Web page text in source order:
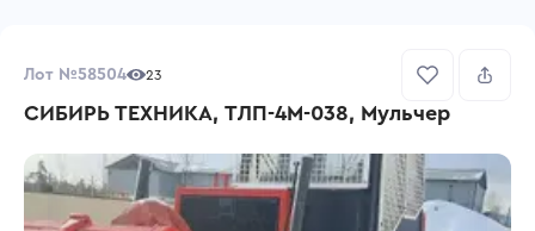
Лот №58504 23
СИБИРЬ ТЕХНИКА, ТЛП-4М-038, Мульчер